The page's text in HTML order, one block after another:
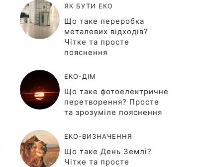
ЯК БУТИ ЕКО
Що таке переробка
металевих відходів?
Чітке та просте
пояснення
ЕКО-ДІМ
Що таке фотоелектричне
перетворення? Просте
та зрозуміле пояснення
ЕКО-ВИЗНАЧЕННЯ
Що таке День Землі?
Чітке та просте